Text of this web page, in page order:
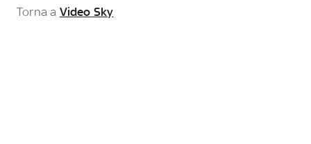
Torna a Video Sky